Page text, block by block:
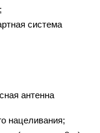
система
антенна
нацеливания;